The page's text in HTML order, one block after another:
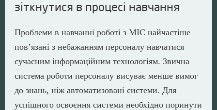
зіткнутися в процесі навчання
Проблеми в навчанні роботі з МІС найчастіше
пов’язані з небажанням персоналу навчатися
сучасним інформаційним технологіям. Звична
система роботи персоналу висуває менше вимог
до знань, ніж автоматизовані системи. Для
успішного освоєння системи необхідно поринути